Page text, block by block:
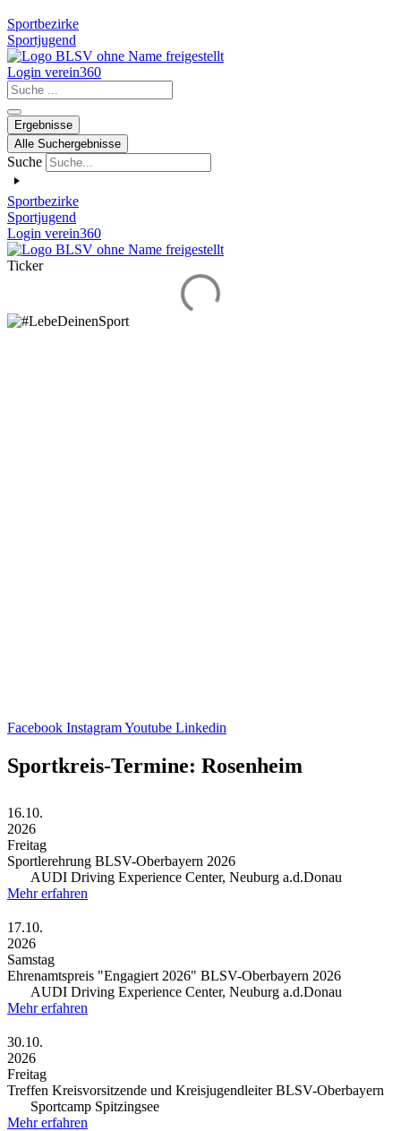
Sportbezirke
Sportjugend
Login verein360
Search
...
Ergebnisse
Alle Suchergebnisse
Suche
Sportbezirke
Sportjugend
Login verein360
Ticker
Facebook InstagramYoutube Linkedin
Sportkreis-Termine: Rosenheim
16.10.
2026
Freitag
Sportlerehrung BLSV-Oberbayern 2026
AUDI Driving Experience Center, Neuburg a.d.Donau
Mehr erfahren
17.10.
2026
Samstag
Ehrenamtspreis "Engagiert 2026" BLSV-Ober­bay­ern 2026
AUDI Driving Expe­ri­ence Center, Neuburg a.d.Donau
Mehr erfahren
30.10.
2026
Freitag
Treffen Kreisvorsitzende und Kreisjugendleiter BLSV-Oberbayern
Sportcamp Spitzingsee
Mehr erfahren